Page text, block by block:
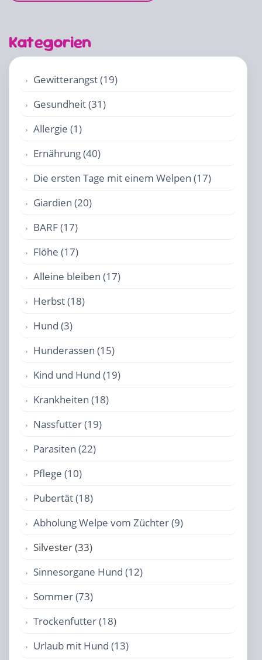
Kategorien
Gewitterangst (19)
Gesundheit (31)
Allergie (1)
Ernährung (40)
Die ersten Tage mit einem Welpen (17)
Giardien (20)
BARF (17)
Flöhe (17)
Alleine bleiben (17)
Herbst (18)
Hund (3)
Hunderassen (15)
Kind und Hund (19)
Krankheiten (18)
Nassfutter (19)
Parasiten (22)
Pflege (10)
Pubertät (18)
Abholung Welpe vom Züchter (9)
Silvester (33)
Sinnesorgane Hund (12)
Sommer (73)
Trockenfutter (18)
Urlaub mit Hund (13)